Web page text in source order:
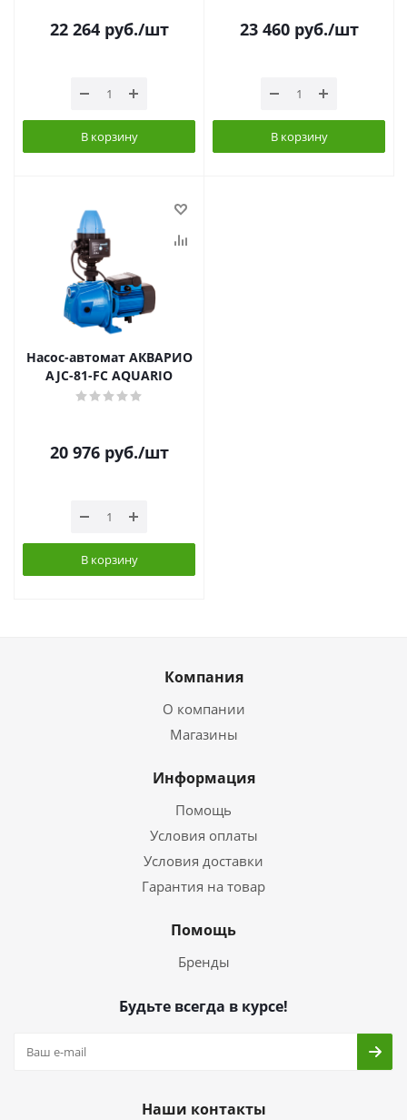
22 264руб./шт
В корзину
23 460руб./шт
В корзину
Насос-автомат АКВАРИО
AJC-81-FC AQUARIO
20 976руб./шт
В корзину
Компания
О компании
Магазины
Информация
Помощь
Условия оплаты
Условия доставки
Гарантия на товар
Помощь
Бренды
Будьте всегда в курсе!
Наши контакты